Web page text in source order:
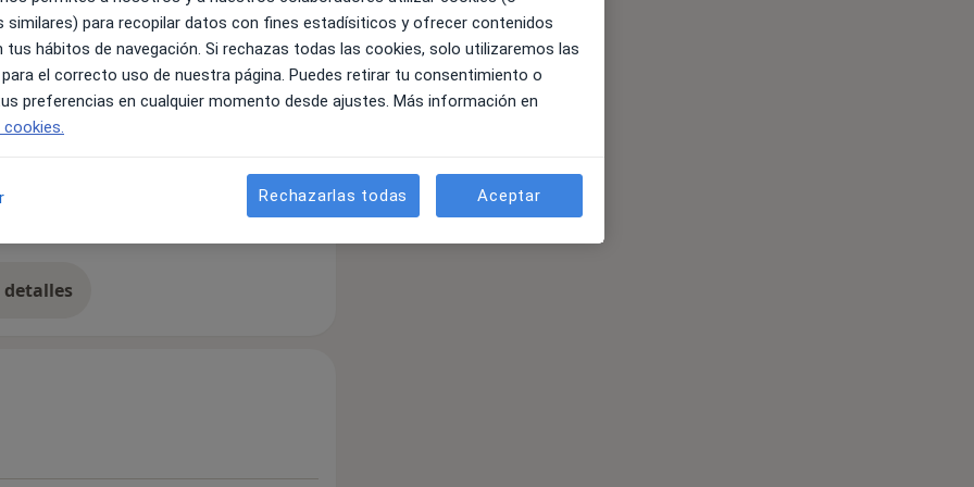
especializada en la fisioterapia
del tratamiento es encargarme de
y superarlos dia a dia!
Artrosis
la experiencia
similares) para recopilar datos con fines estadísiticos y ofrecer contenidos
tus hábitos de navegación. Si rechazas todas las cookies, solo utilizaremos las
el correcto uso de nuestra página. Puedes retirar tu consentimiento o
preferencias en cualquier momento desde ajustes. Más información en
cookies.
Rechazarlas todas Aceptar